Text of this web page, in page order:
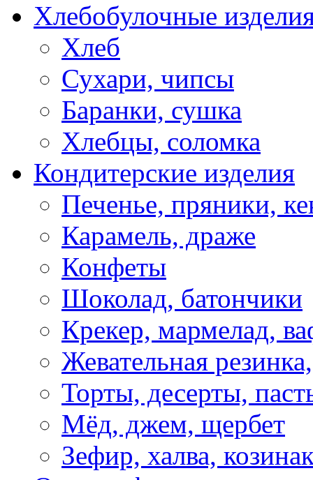
Хлебобулочные
Хлеб
Сухари, чипсы
Баранки, сушка
Хлебцы, соломка
Кондитерские изделия
Печенье, пряники,
Карамель, драже
Конфеты
Шоколад, батончики
Крекер, мармелад,
Жевательная
Торты, десерты,
Мёд, джем, щербет
Зефир, халва,